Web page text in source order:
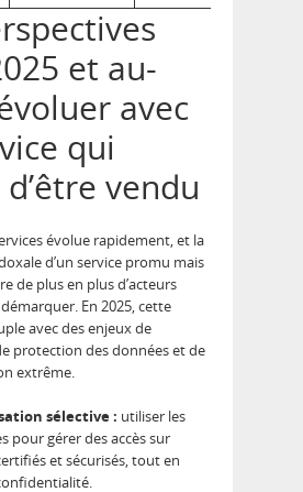
et au-
avec
qui
vendu
évolue rapidement, et la
d’un service promu mais
de plus en plus d’acteurs
En 2025, cette
avec des enjeux de
protection des données et de
extrême.
sélective : utiliser les
pour gérer des accès sur
et sécurisés, tout en